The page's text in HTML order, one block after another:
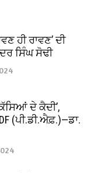
ਹੀ ਰਾਵਣ’ ਦੀ
ਸਿੰਘ ਸੋਢੀ
ਦੇ ਕੈਦੀ’,
(ਪੀ.ਡੀ.ਐਫ਼.)—ਡਾ.